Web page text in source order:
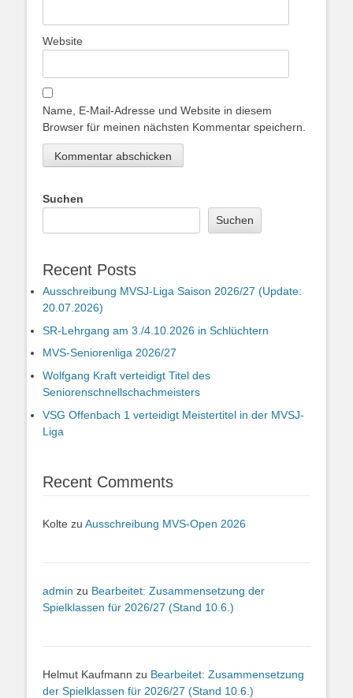
Website
Name, E-Mail-Adresse und Website in diesem
Browser für meinen nächsten Kommentar speichern.
Suchen
Suchen
Recent Posts
Ausschreibung MVSJ-Liga Saison 2026/27 (Update:
20.07.2026)
SR-Lehrgang am 3./4.10.2026 in Schlüchtern
MVS-Seniorenliga 2026/27
Wolfgang Kraft verteidigt Titel des
Seniorenschnellschachmeisters
VSG Offenbach 1 verteidigt Meistertitel in der MVSJ-
Liga
Recent Comments
Kolte zu Ausschreibung MVS-Open 2026
admin zu Bearbeitet: Zusammensetzung der
Spielklassen für 2026/27 (Stand 10.6.)
Helmut Kaufmann zu Bearbeitet: Zusammensetzung
der Spielklassen für 2026/27 (Stand 10.6.)